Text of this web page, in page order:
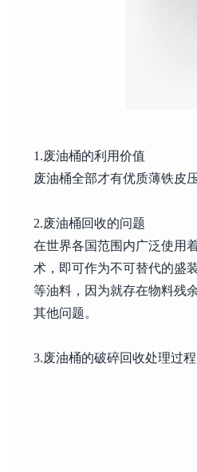
1.废油桶的利用价值
废油桶全部才有优质薄铁皮
2.废油桶回收的问题
在世界各国范围内广泛使用
术，即可作为不可替代的盛
等油料，因为就存在物料残
其他问题。
3.废油桶的破碎回收处理过程